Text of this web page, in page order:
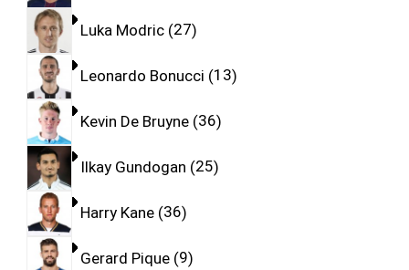
Luka Modric 27
Leonardo Bonucci 13
Kevin De Bruyne 36
Ilkay Gundogan 25
Harry Kane 36
Gerard Pique 9